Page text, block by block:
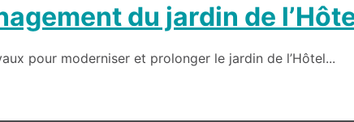
du jardin de
pour moderniser et prolonger le jardin de l’Hôtel...